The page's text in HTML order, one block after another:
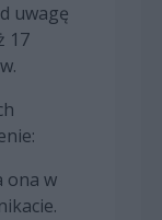
uwagę
17
ona w